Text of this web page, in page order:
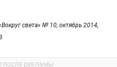
света» № 10, октябрь 2014,